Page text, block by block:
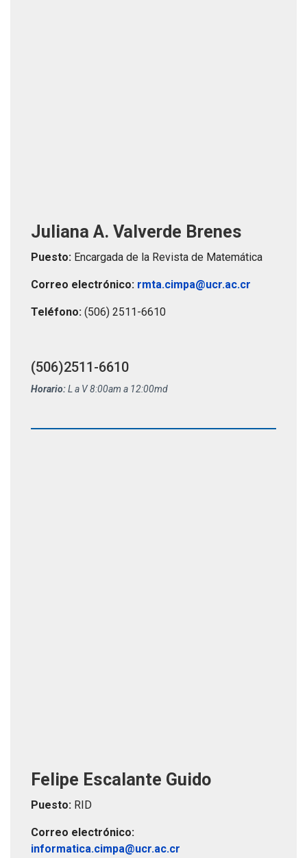
Juliana A. Valverde Brenes
Puesto: Encargada de la Revista de Matemática
Correo electrónico: rmta.cimpa@ucr.ac.cr
Teléfono: (506) 2511-6610
(506)2511-6610
Horario:L a V 8:00am a 12:00md
Felipe Escalante Guido
Puesto: RID
Correo electrónico:
informatica.cimpa@ucr.ac.cr